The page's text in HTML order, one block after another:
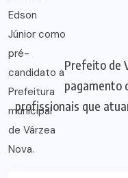
Prefeito de
pagamento
profissionais que